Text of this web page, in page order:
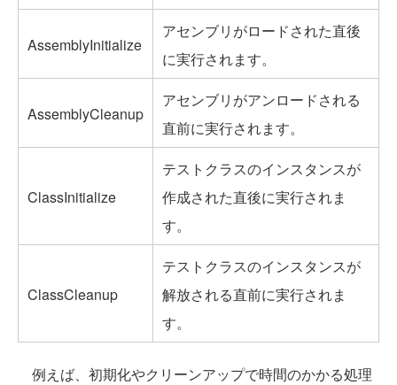
AssemblyInitialize
アセンブリがロードされた直後
に実行されます。
AssemblyCleanup
アセンブリがアンロードされる
直前に実行されます。
ClassInitialize
テストクラスのインスタンスが
作成された直後に実行されま
す。
ClassCleanup
テストクラスのインスタンスが
解放される直前に実行されま
す。
例えば、初期化やクリーンアップで時間のかかる処理